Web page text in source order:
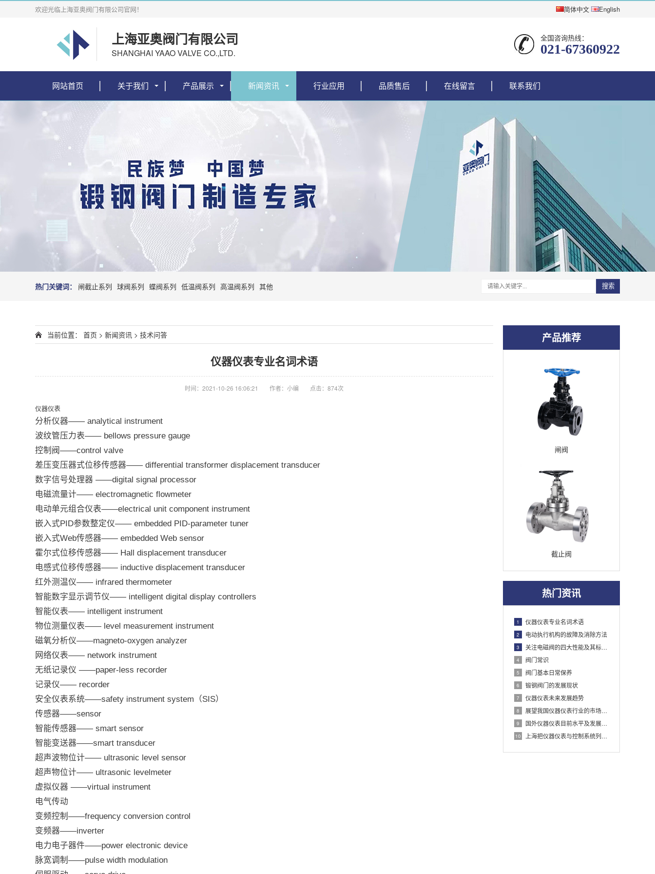
简体中文 English
欢迎光临上海亚奥阀门有限公司官网！
上海亚奥阀门有限公司
SHANGHAI YAAO VALVE CO.,LTD.
全国咨询热线：
021-67360922
网站首页 关于我们 产品展示 新闻资讯 行业应用 品质售后 在线留言 联系我们
热门关键词： 闸截止系列 球阀系列 蝶阀系列 低温阀系列 高温阀系列 其他 搜索
产品推荐
闸阀
截止阀
热门资讯
1 仪器仪表专业名词术语
2 电动执行机构的故障及消除方法
3 关注电磁阀的四大性能及其标准汇总
4 阀门常识
5 阀门基本日常保养
6 锻钢阀门的发展现状
7 仪器仪表未来发展趋势
8 展望我国仪器仪表行业的市场前景
9 国外仪器仪表目前水平及发展趋势浅析
10 上海把仪器仪表与控制系统列为重要产业之一
当前位置： 首页 > 新闻资讯 > 技术问答
仪器仪表专业名词术语
时间：2021-10-26 16:06:21 作者：小编 点击： 874次
仪器仪表
分析仪器—— analytical instrument
波纹管压力表—— bellows pressure gauge
控制阀——control valve
差压变压器式位移传感器—— differential transformer displacement transducer
数字信号处理器 ——digital signal processor
电磁流量计—— electromagnetic flowmeter
电动单元组合仪表——electrical unit component instrument
嵌入式PID参数整定仪—— embedded PID-parameter tuner
嵌入式Web传感器—— embedded Web sensor
霍尔式位移传感器—— Hall displacement transducer
电感式位移传感器—— inductive displacement transducer
红外测温仪—— infrared thermometer
智能数字显示调节仪—— intelligent digital display controllers
智能仪表—— intelligent instrument
物位测量仪表—— level measurement instrument
磁氧分析仪——magneto-oxygen analyzer
网络仪表—— network instrument
无纸记录仪 ——paper-less recorder
记录仪—— recorder
安全仪表系统——safety instrument system（SIS）
传感器——sensor
智能传感器—— smart sensor
智能变送器——smart transducer
超声波物位计—— ultrasonic level sensor
超声物位计—— ultrasonic levelmeter
虚拟仪器 ——virtual instrument
电气传动
变频控制——frequency conversion control
变频器——inverter
电力电子器件——power electronic device
脉宽调制——pulse width modulation